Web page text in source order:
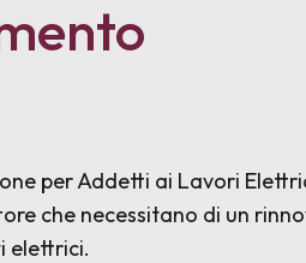
per Addetti ai Lavori
che necessitano di un
elettrici.